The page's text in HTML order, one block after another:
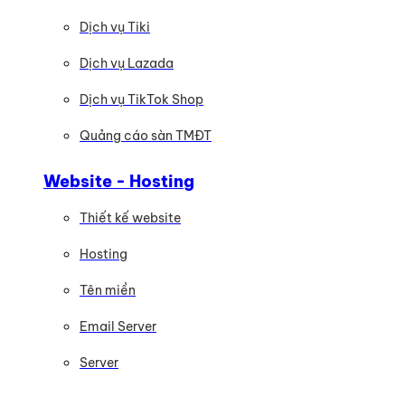
Dịch vụ Tiki
Dịch vụ Lazada
Dịch vụ TikTok Shop
Quảng cáo sàn TMĐT
Website - Hosting
Thiết kế website
Hosting
Tên miền
Email Server
Server